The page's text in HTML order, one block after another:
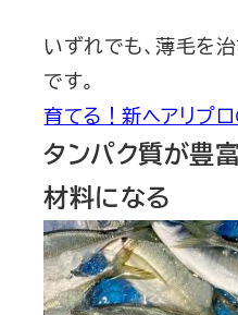
いずれでも、薄毛を
です。
育てる！新ヘアリプ
タンパク質が豊
材料になる